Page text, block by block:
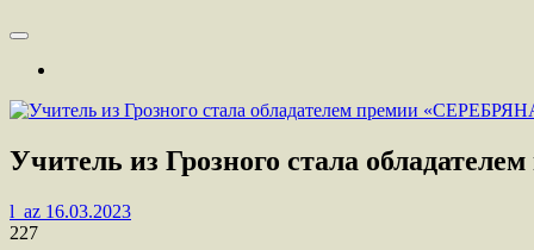
Учитель из Грозного стала
l_az 16.03.2023
227